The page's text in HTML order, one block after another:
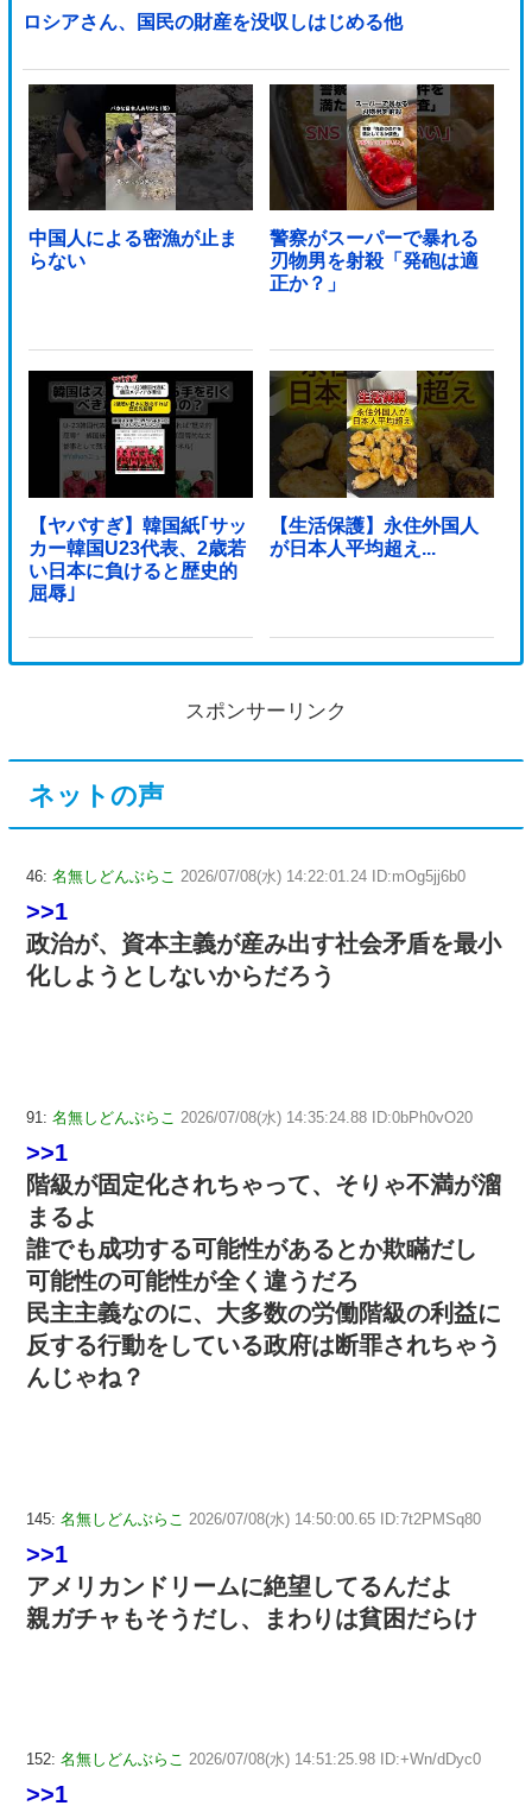
ロシアさん、国民の財産を没収しはじめる他
中国人による密漁が止ま
らない
警察がスーパーで暴れる
刃物男を射殺「発砲は適
正か？」
【ヤバすぎ】韓国紙｢サッ
カー韓国U23代表、2歳若
い日本に負けると歴史的
屈辱｣
【生活保護】永住外国人
が日本人平均超え...
スポンサーリンク
ネットの声
46: 名無しどんぶらこ 2026/07/08(水) 14:22:01.24 ID:mOg5jj6b0
>>1
政治が、資本主義が産み出す社会矛盾を最小
化しようとしないからだろう
91: 名無しどんぶらこ 2026/07/08(水) 14:35:24.88 ID:0bPh0vO20
>>1
階級が固定化されちゃって、そりゃ不満が溜
まるよ
誰でも成功する可能性があるとか欺瞞だし
可能性の可能性が全く違うだろ
民主主義なのに、大多数の労働階級の利益に
反する行動をしている政府は断罪されちゃう
んじゃね？
145: 名無しどんぶらこ 2026/07/08(水) 14:50:00.65 ID:7t2PMSq80
>>1
アメリカンドリームに絶望してるんだよ
親ガチャもそうだし、まわりは貧困だらけ
152: 名無しどんぶらこ 2026/07/08(水) 14:51:25.98 ID:+Wn/dDyc0
>>1